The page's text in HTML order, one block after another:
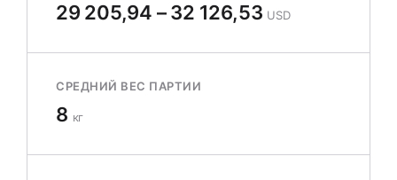
29 205,94 – 32 126,53 USD
СРЕДНИЙ ВЕС ПАРТИИ
8 кг